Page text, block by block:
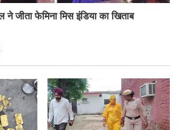
ने जीता फेमिना मिस इंडिया का खिताब